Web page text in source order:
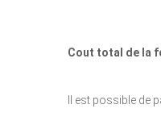
Cout total de la
Il est possible de